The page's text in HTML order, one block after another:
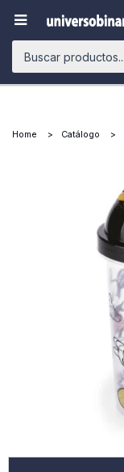

Home Catálogo